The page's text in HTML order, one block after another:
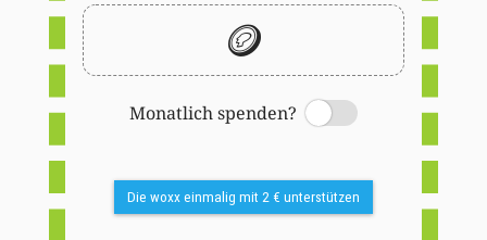
🪙
Monatlich spenden?
Switch
Die woxx einmalig mit 2 € unterstützen